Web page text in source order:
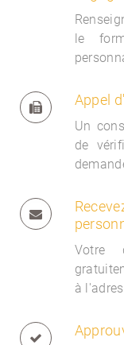
le
Appel
Un
de
Votre
à